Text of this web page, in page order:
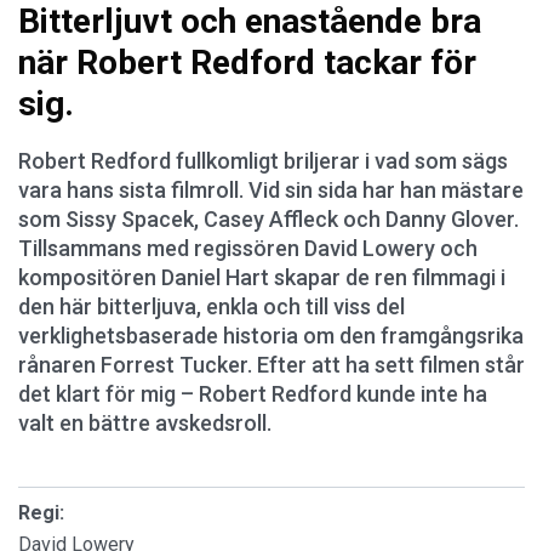
Bitterljuvt och enastående bra
när Robert Redford tackar för
sig.
Robert Redford fullkomligt briljerar i vad som sägs
vara hans sista filmroll. Vid sin sida har han mästare
som Sissy Spacek, Casey Affleck och Danny Glover.
Tillsammans med regissören David Lowery och
kompositören Daniel Hart skapar de ren filmmagi i
den här bitterljuva, enkla och till viss del
verklighetsbaserade historia om den framgångsrika
rånaren Forrest Tucker. Efter att ha sett filmen står
det klart för mig – Robert Redford kunde inte ha
valt en bättre avskedsroll.
Regi:
David Lowery